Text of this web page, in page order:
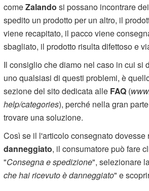
comeZalandosi possano incontrare dei
spedito un prodotto per un altro, il
viene recapitato, il pacco viene
sbagliato, il prodotto risulta difettoso e
Il consiglio che diamo nel caso in cui si
uno qualsiasi di questi problemi, è
sezione del sito dedicata alle FAQ (
help/categories), perché nella gran
trovare una soluzione.
Così se il l'articolo consegnato dovesse
danneggiato, il consumatore può fare
"Consegna e spedizione", selezionare
che hai ricevuto è danneggiato" e